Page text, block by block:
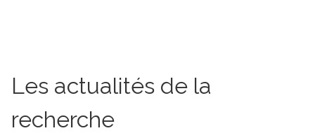
Les actualités de la
recherche